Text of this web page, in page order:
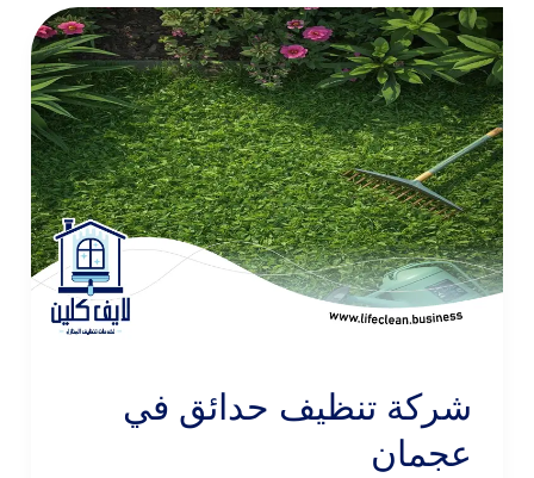
شركة تنظيف حدائق في
عجمان